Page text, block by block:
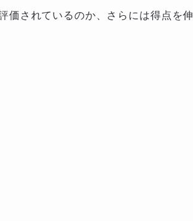
価されているのか、さらには得点を伸